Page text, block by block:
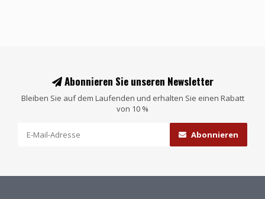
Abonnieren Sie unseren Newsletter
Bleiben Sie auf dem Laufenden und erhalten Sie einen Rabatt
von 10 %
Abonnieren